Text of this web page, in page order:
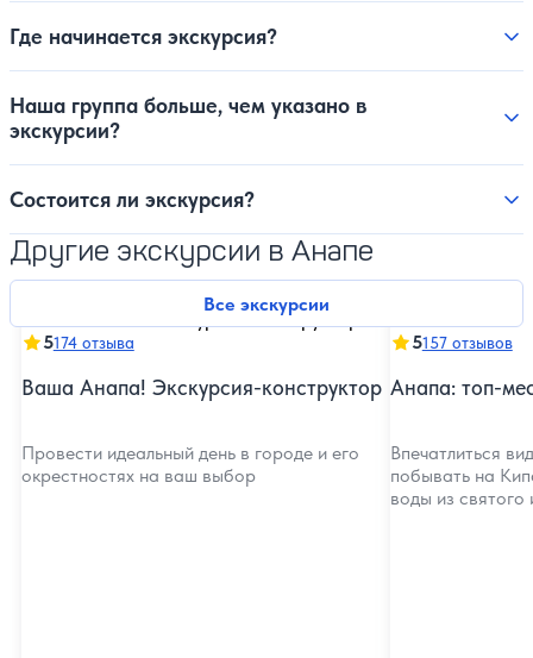
Где начинается экскурсия?
Наша группа больше, чем указано в
экскурсии?
Состоится ли экскурсия?
Другие экскурсии в Анапе
Все экскурсии
5174 отзыва
Ваша Анапа! Экскурсия-конструктор
Провести идеальный день в городе и его
окрестностях на ваш выбор
5157 отзывов
Анапа: топ-
Впечатлиться
побывать на
воды из святого